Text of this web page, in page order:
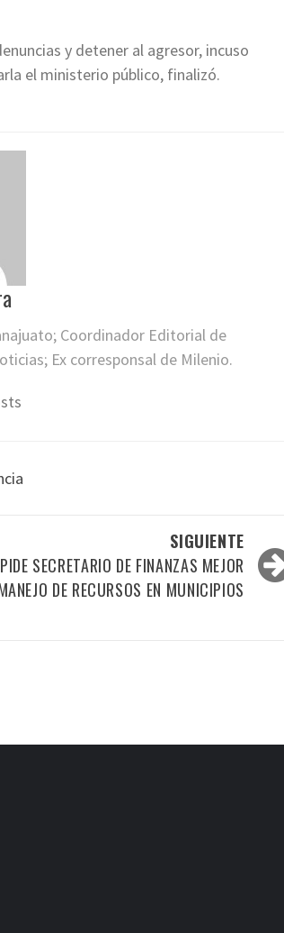
y detener al agresor, incuso
el ministerio público, finalizó.
Coordinador Editorial de
Ex corresponsal de Milenio.
SIGUIENTE
PIDE SECRETARIO DE FINANZAS MEJOR
DE RECURSOS EN MUNICIPIOS